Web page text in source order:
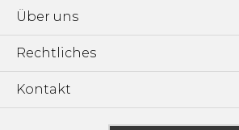
Über uns
Rechtliches
Kontakt